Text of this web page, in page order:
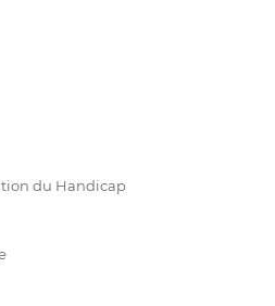
du Handicap